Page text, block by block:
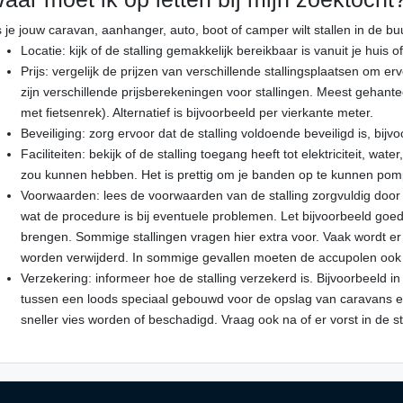
je jouw caravan, aanhanger, auto, boot of camper wilt stallen in de
Locatie: kijk of de stalling gemakkelijk bereikbaar is vanuit je huis
Prijs: vergelijk de prijzen van verschillende stallingsplaatsen om
zijn verschillende prijsberekeningen voor stallingen. Meest
met fietsenrek). Alternatief is bijvoorbeeld per vierkante meter.
Beveiliging: zorg ervoor dat de stalling voldoende beveiligd is,
Faciliteiten: bekijk of de stalling toegang heeft tot elektriciteit,
zou kunnen hebben. Het is prettig om je banden op te kunnen
Voorwaarden: lees de voorwaarden van de stalling zorgvuldig
wat de procedure is bij eventuele problemen. Let bijvoorbeeld
brengen. Sommige stallingen vragen hier extra voor. Vaak wordt
worden verwijderd. In sommige gevallen moeten de accupolen
Verzekering: informeer hoe de stalling verzekerd is. Bijvoorbeeld
tussen een loods speciaal gebouwd voor de opslag van caravans
sneller vies worden of beschadigd. Vraag ook na of er vorst in de